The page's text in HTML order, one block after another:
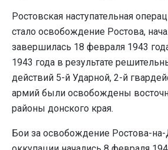
Ростовская наступательная
стало освобождение Ростова,
завершилась 18 февраля 1943
1943 года в результате
действий 5-й Ударной, 2-й
армий были освобождены
районы донского края.
Бои за освобождение Ростова-